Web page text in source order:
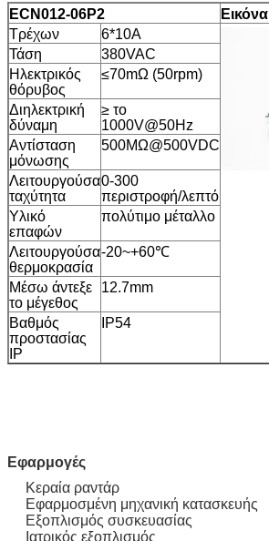
ECN012-06P2
Εικόνα
Τρέχων
6*10A
Τάση
380VAC
Ηλεκτρικός
θόρυβος
≤70mΩ (50rpm)
Διηλεκτρική
δύναμη
≥ το
1000V@50Hz
Αντίσταση
μόνωσης
500MΩ@500VDC
Λειτουργούσα
ταχύτητα
0-300
περιστροφή/λεπτό
Υλικό
επαφών
πολύτιμο μέταλλο
Λειτουργούσα
θερμοκρασία
-20~+60℃
Μέσω άντεξε
το μέγεθος
12.7mm
Βαθμός
προστασίας
IP
IP54
Εφαρμογές
Κεραία ραντάρ
Εφαρμοσμένη μηχανική κατασκευής
Εξοπλισμός συσκευασίας
Ιατρικός εξοπλισμός